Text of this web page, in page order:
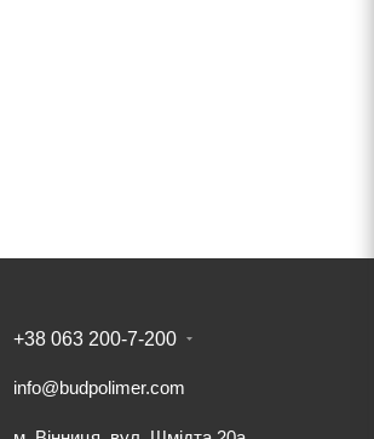
+38 063 200-7-200
info@budpolimer.com